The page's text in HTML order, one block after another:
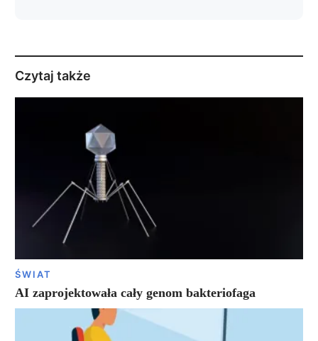
Czytaj także
ŚWIAT
AI zaprojektowała cały genom bakteriofaga